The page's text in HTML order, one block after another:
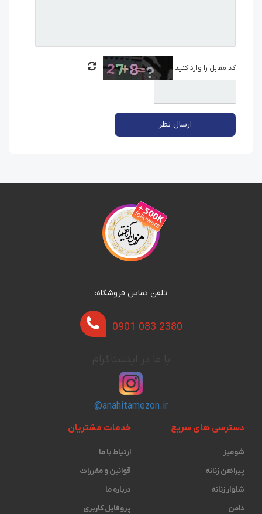
کد مقابل را وارد کنید
ارسال نظر
تلفن تماس فروشگاه:
0901 083 2380
@anahitamezon.ir
دسترسی های سریع
شومیز
پیراهن زنانه
شلوار زنانه
دامن
خدمات مشتریان
ارتباط با ما
قوانین و مقررات
درباره ما
پروفایل کاربری